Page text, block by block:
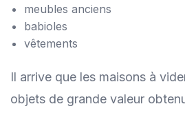
meubles anciens
babioles
vêtements
Il arrive que les maisons à
objets de grande valeur